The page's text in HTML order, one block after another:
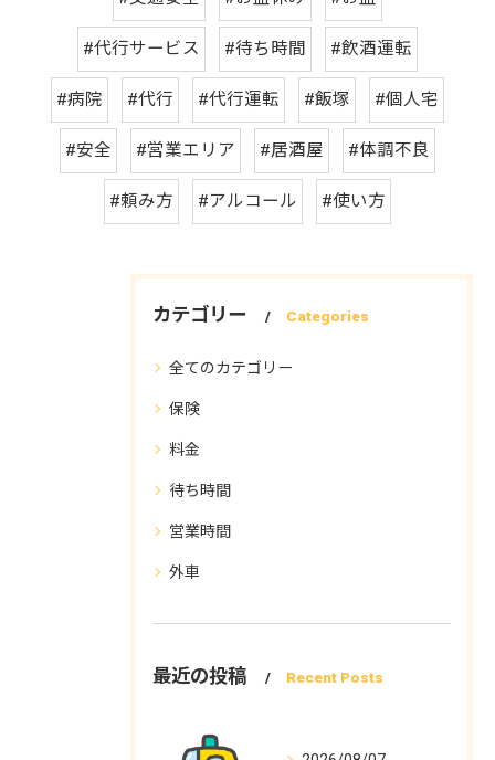
#代行サービス #待ち時間 #飲酒運転
#病院 #代行 #代行運転 #飯塚 #個人宅
#安全 #営業エリア #居酒屋 #体調不良
#頼み方 #アルコール #使い方
カテゴリー Categories
全てのカテゴリー
保険
料金
待ち時間
営業時間
外車
最近の投稿 Recent Posts